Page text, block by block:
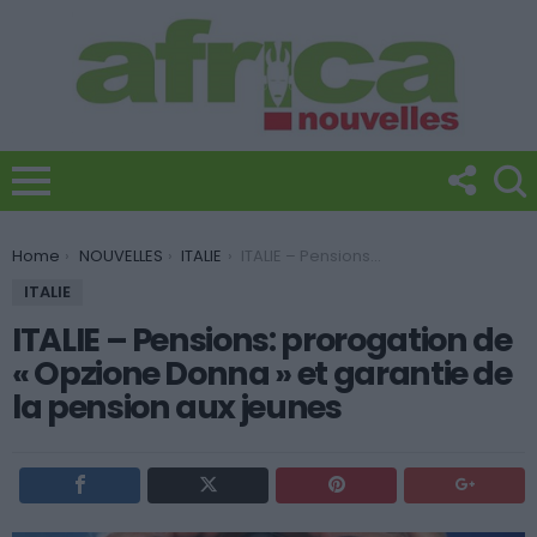
You are here:
Home NOUVELLES ITALIE
ITALIE – Pensions: prorogation de « Opzione Donna » et garantie de la pension aux jeunes
ITALIE
ITALIE – Pensions: prorogation de
« Opzione Donna » et garantie de
la pension aux jeunes